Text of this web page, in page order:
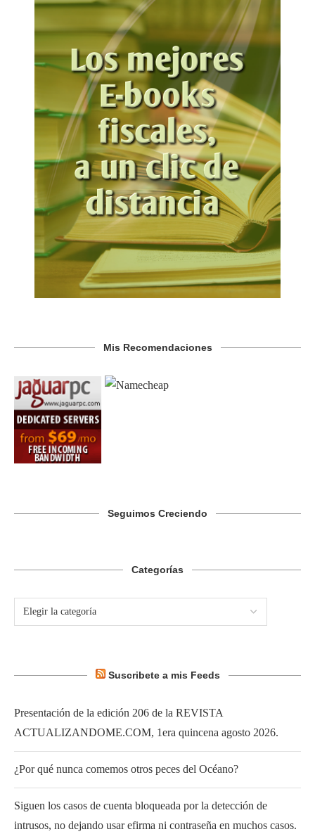
Mis Recomendaciones
Seguimos Creciendo
Categorías
Suscribete a mis Feeds
Presentación de la edición 206 de la REVISTA
ACTUALIZANDOME.COM, 1era quincena agosto 2026.
¿Por qué nunca comemos otros peces del Océano?
Siguen los casos de cuenta bloqueada por la detección de
intrusos, no dejando usar efirma ni contraseña en muchos casos.